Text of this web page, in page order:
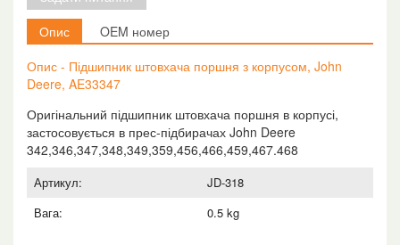
корпусом,
John
Deere,
AE33347
кількість
Опис
OEM номер
Опис - Підшипник штовхача поршня з корпусом, John
Deere, AE33347
Оригінальний підшипник штовхача поршня в корпусі,
застосовується в прес-підбирачах John Deere
342,346,347,348,349,359,456,466,459,467.468
Артикул:
JD-318
Вага:
0.5 kg